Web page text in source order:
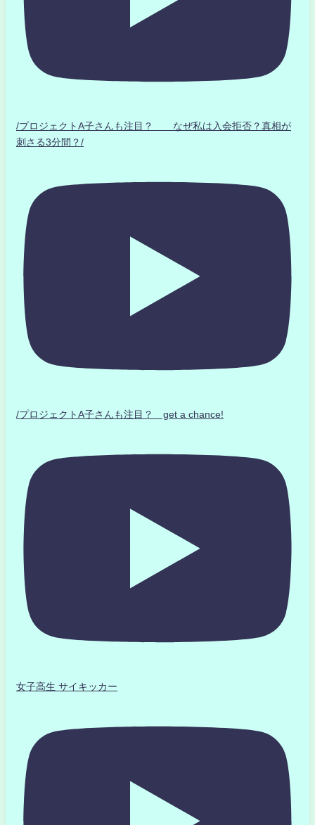
/プロジェクトA子さんも注目？ なぜ私は入会拒否？真相が
刺さる3分間？/
/プロジェクトA子さんも注目？ get a chance!
女子高生 サイキッカー